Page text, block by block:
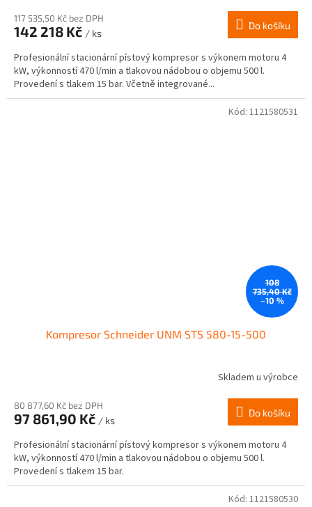
117 535,50 Kč bez DPH
142 218 Kč / ks
Do košíku
Profesionální stacionární pístový kompresor s výkonem motoru 4
kW, výkonností 470 l/min a tlakovou nádobou o objemu 500 l.
Provedení s tlakem 15 bar. Včetně integrované...
108
735,40 Kč
–10 %
Kompresor Schneider UNM STS 580-15-500
Skladem u výrobce
80 877,60 Kč bez DPH
97 861,90 Kč / ks
Do košíku
Profesionální stacionární pístový kompresor s výkonem motoru 4
kW, výkonností 470 l/min a tlakovou nádobou o objemu 500 l.
Provedení s tlakem 15 bar.
Kód: 1121580531
Kód: 1121580530